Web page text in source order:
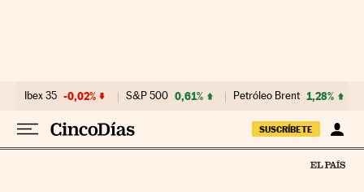
Ibex 35 -0,02% S&P 500 0,61% Petróleo Brent 1,28%
SUSCRÍBETE